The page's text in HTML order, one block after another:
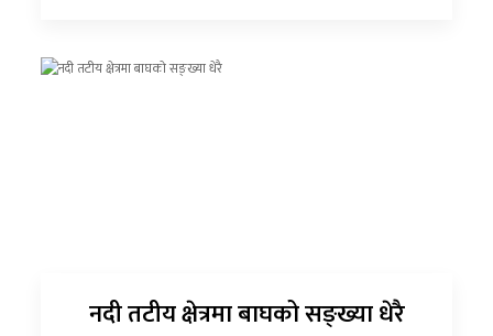
नदी तटीय क्षेत्रमा बाघको सङ्ख्या धेरै